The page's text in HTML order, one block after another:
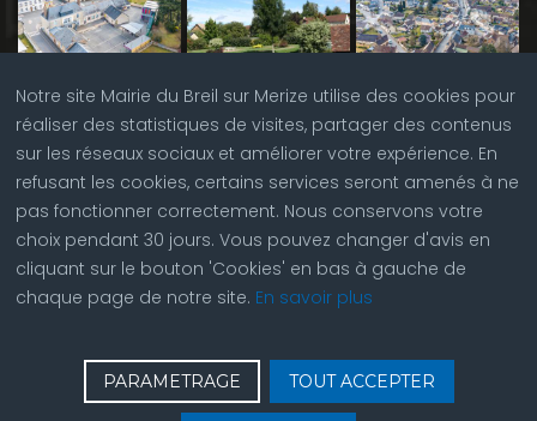
Notre site Mairie du Breil sur Merize utilise des cookies pour
réaliser des statistiques de visites, partager des contenus
sur les réseaux sociaux et améliorer votre expérience. En
refusant les cookies, certains services seront amenés à ne
pas fonctionner correctement. Nous conservons votre
choix pendant 30 jours. Vous pouvez changer d'avis en
cliquant sur le bouton 'Cookies' en bas à gauche de
chaque page de notre site. En savoir plus
PARAMETRAGE TOUT ACCEPTER
Contactez nous | © Copyright 2023 |Plan du site|
Réalisation du site parABC Site Web| Seconnecter| Accès